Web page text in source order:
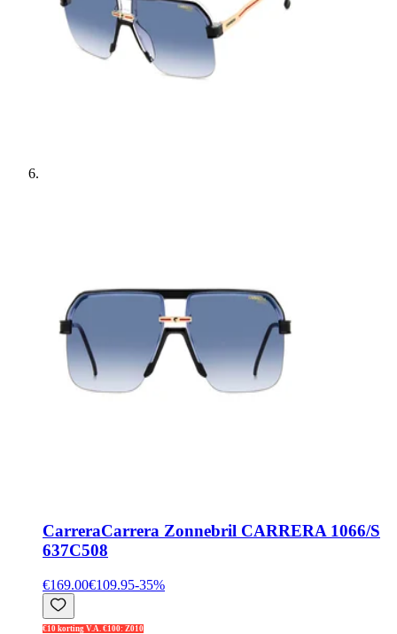
CarreraCarrera Zonnebril CARRERA 1066/S
637C508
€169.00€109.95-35%
€10 korting V.A. €100: Z010